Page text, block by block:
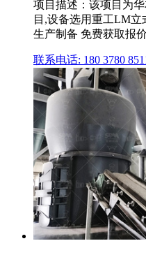
项目描述：该项目为
目,设备选用重工LM
生产制备 免费获取报
联系电话: 180 3780